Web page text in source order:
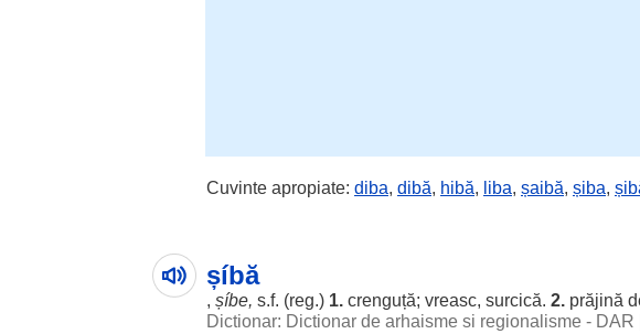
Cuvinte apropiate: diba, dibă, hibă, liba, șaibă, șiba,
șíbă
, șíbe, s.f. (reg.) 1. crenguță; vreasc, surcică. 2. prăjină
Dictionar: Dictionar de arhaisme si regionalisme - DAR